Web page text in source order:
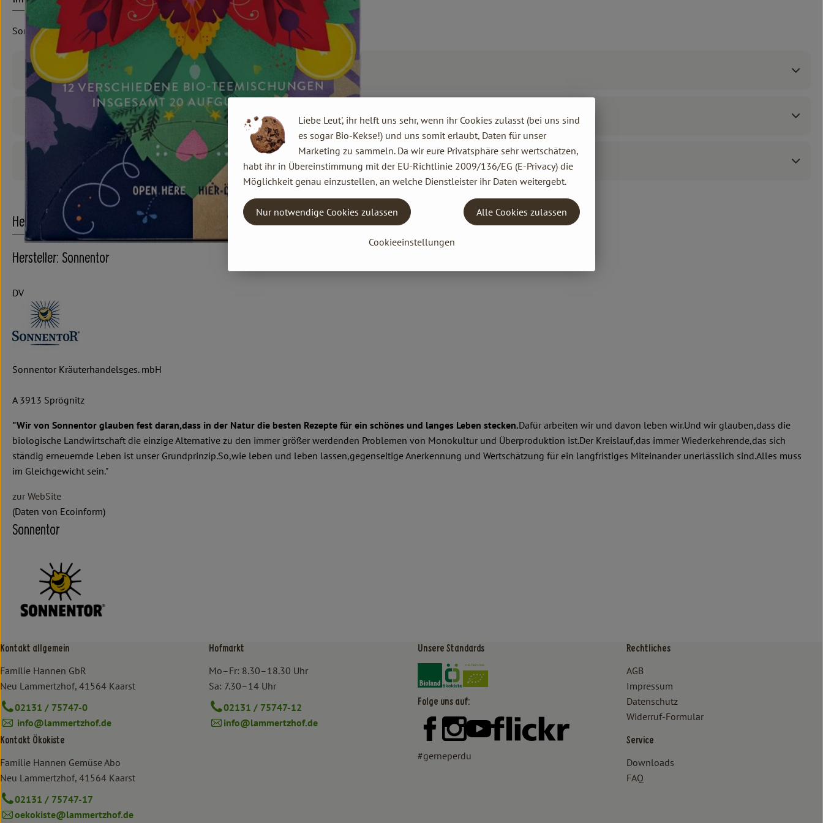
Sonnentor, 20 Btl. in 14 Sorten
Produktinformationen
Zutaten
Produktdatenblatt
Herkunft
Hersteller: Sonnentor
DV
Sonnentor Kräuterhandelsges. mbH
A 3913 Sprögnitz
"Wir von Sonnentor glauben fest daran,dass in der Natur die besten Rezepte für ein schönes und langes Leben stecken.Dafür arbeiten wir und davon leben wir.Und wir glauben,dass die
biologische Landwirtschaft die einzige Alternative zu den immer größer werdenden Problemen von Monokultur und Überproduktion ist.Der Kreislauf,das immer Wiederkehrende,das sich
ständig erneuernde Leben ist unser Grundprinzip.So,wie leben und leben lassen,gegenseitige Anerkennung und Wertschätzung für ein langfristiges Miteinander unerlässlich sind.Alles muss
im Gleichgewicht sein."
zur WebSite
(Daten von Ecoinform)
Sonnentor
Kontakt allgemein
Familie Hannen GbR
Neu Lammertzhof, 41564 Kaarst
02131 / 75747-0
info@lammertzhof.de
Kontakt Ökokiste
Familie Hannen Gemüse Abo
Neu Lammertzhof, 41564 Kaarst
02131 / 75747-17
oekokiste@lammertzhof.de
Hofmarkt
Mo–Fr: 8.30–18.30 Uhr
Sa: 7.30–14 Uhr
02131 / 75747-12
info@lammertzhof.de
Unsere Standards
Externer Link zu https://www.bioland.de/verbraucher
Externer Link zu https://www.oekokiste.de/
Folge uns auf:
Externer Link zu https://www.facebook.com/lammertzhof/
Externer Link zu https://www.instagram.com/lammertzhof/
Externer Link zu https://www.youtube.com/channel/
Externer Link zu https://www.flickr.com/photos/
#gerneperdu
Rechtliches
AGB
Impressum
Datenschutz
Widerruf-Formular
Service
Downloads
FAQ
Liebe Leut', ihr helft uns sehr, wenn ihr Cookies zulasst (bei uns sind
es sogar Bio-Kekse!) und uns somit erlaubt, Daten für unser
Marketing zu sammeln. Da wir eure Privatsphäre sehr wertschätzen,
habt ihr in Übereinstimmung mit der EU-Richtlinie 2009/136/EG (E-Privacy) die
Möglichkeit genau einzustellen, an welche Dienstleister ihr Daten weitergebt.
Cookieeinstellungen
Nur notwendige Cookies zulassen Alle Cookies zulassen